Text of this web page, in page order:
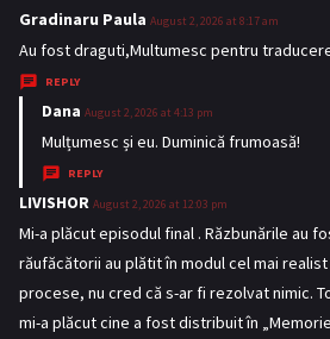
s
:
Gradinaru Paula s
a
s
:
August 2, 2026 at 8:17 am
Au fost draguti,Multumesc pentru
REPLY
Dana s
a
y
s
:
August 2, 2026 at 4:13 pm
Mulțumesc și eu. Duminică frumoasă!
REPLY
LIVISHORs
a
y
s
:
August 2, 2026 at 12:03 pm
Mi-a plăcut episodul final . Răzbunările au
răufăcătorii au plătit în modul cel mai
procese, nu cred că s-ar fi rezolvat nimic.
mi-a plăcut cine a fost distribuit în